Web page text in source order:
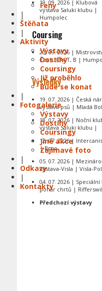
Feny
|
Štěňata
|
Aktivity
Výstavy
Dostihy
Coursingy
Již proběhlo
Bude se konat
|
Fotogalerie
Výstavy
Dostihy
Coursingy
Jiné akce
Zajímavé foto
|
Odkazy
|
Kontakty
19. 09. 2026 | Klubová
výstava Saluki klubu |
Humpolec
Coursing
20. 09. 2026 |
Čech, CACT, B |
Výsledky
19. 07. 2026 | Česká
výstava psů | Mladá
18. 07. 2026 | Noční
výstava Saluki klubu |
12. 07. 2026 |
| Brno
05. 07. 2026 |
výstava-Visla | Visla-
04. 07. 2026 |
pohár chrtů | Rifferswil
Předchozí výstavy